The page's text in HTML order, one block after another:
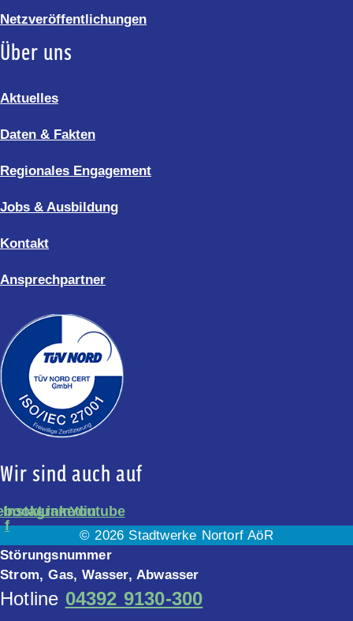
Netzveröffentlichungen
Über uns
Aktuelles
Daten & Fakten
Regionales Engagement
Jobs & Ausbildung
Kontakt
Ansprechpartner
Wir sind auch auf
f
Instagram
LinkedinYoutube
© 2026 Stadtwerke Nortorf AöR
Störungsnummer
Strom, Gas, Wasser, Abwasser
Hotline 04392 9130-300